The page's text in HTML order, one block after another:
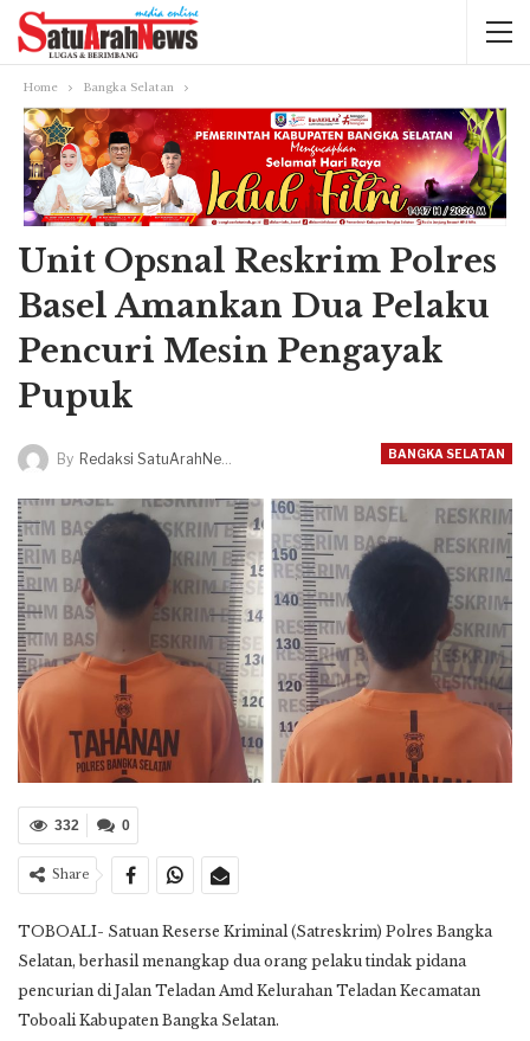
Home Bangka Selatan
Unit Opsnal Reskrim Polres
Basel Amankan Dua Pelaku
Pencuri Mesin Pengayak
Pupuk
BANGKA SELATAN
By Redaksi SatuArahNews
0
332
Share
TOBOALI- Satuan Reserse Kriminal (Satreskrim) Polres Bangka
Selatan, berhasil menangkap dua orang pelaku tindak pidana
pencurian di Jalan Teladan Amd Kelurahan Teladan Kecamatan
Toboali Kabupaten Bangka Selatan.